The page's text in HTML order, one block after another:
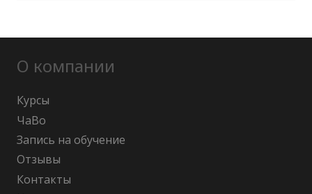
О компании
Курсы
ЧаВо
Запись на обучение
Отзывы
Контакты